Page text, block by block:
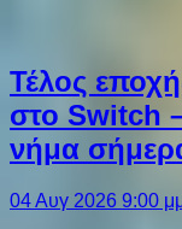
Τέλος
στο Switch
νήμα
04 Αυγ 2026 9:00